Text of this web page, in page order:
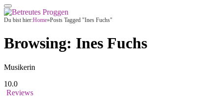
Du bist hier:Home»Posts Tagged "Ines Fuchs"
Browsing: Ines Fuchs
Musikerin
10.0
Reviews